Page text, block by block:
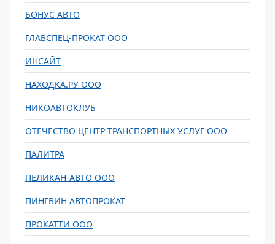
БОНУС АВТО
ГЛАВСПЕЦ-ПРОКАТ ООО
ИНСАЙТ
НАХОДКА.РУ ООО
НИКОАВТОКЛУБ
ОТЕЧЕСТВО ЦЕНТР ТРАНСПОРТНЫХ УСЛУГ ООО
ПАЛИТРА
ПЕЛИКАН-АВТО ООО
ПИНГВИН АВТОПРОКАТ
ПРОКАТТИ ООО